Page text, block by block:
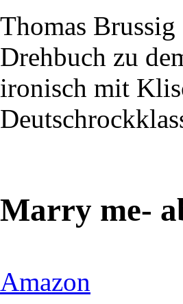
Thomas
Drehbuch zu
ironisch mit
Marry me-
Amazon